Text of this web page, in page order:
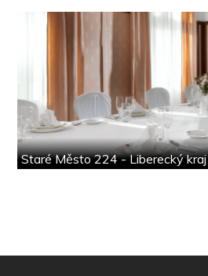
Staré Město 224 - Liberecký kraj